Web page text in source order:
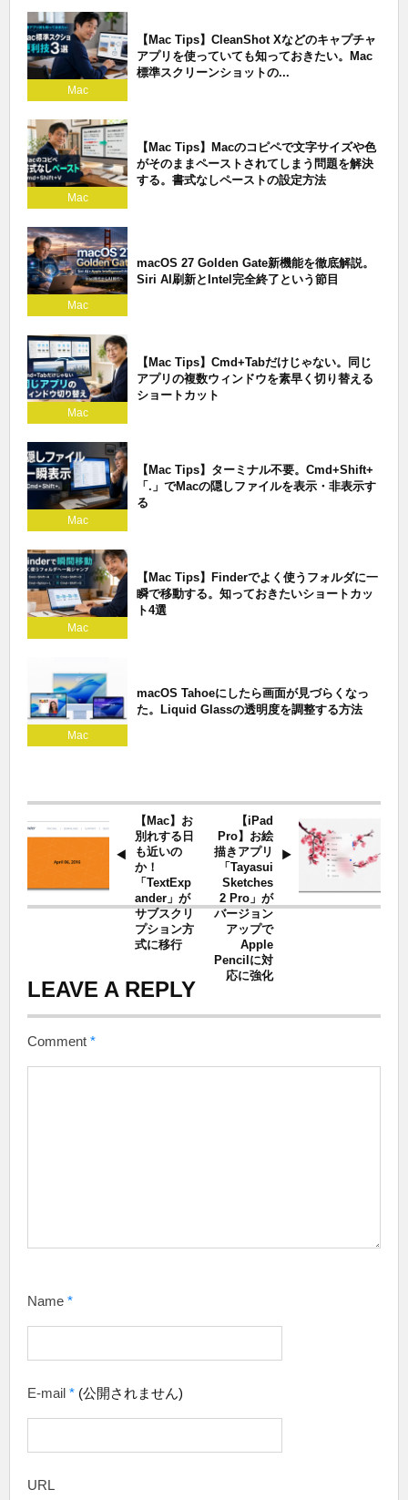
Mac
【Mac Tips】CleanShot Xなどのキャプチャ
アプリを使っていても知っておきたい。Mac
標準スクリーンショットの...
Mac
【Mac Tips】Macのコピペで文字サイズや色
がそのままペーストされてしまう問題を解決
する。書式なしペーストの設定方法
Mac
macOS 27 Golden Gate新機能を徹底解説。
Siri AI刷新とIntel完全終了という節目
Mac
【Mac Tips】Cmd+Tabだけじゃない。同じ
アプリの複数ウィンドウを素早く切り替える
ショートカット
Mac
【Mac Tips】ターミナル不要。Cmd+Shift+
「.」でMacの隠しファイルを表示・非表示す
る
Mac
【Mac Tips】Finderでよく使うフォルダに一
瞬で移動する。知っておきたいショートカッ
ト4選
Mac
macOS Tahoeにしたら画面が見づらくなっ
た。Liquid Glassの透明度を調整する方法
【Mac】お
別れする日
も近いの
か！
「TextExp
ander」が
サブスクリ
プション方
式に移行
【iPad
Pro】お絵
描きアプリ
「Tayasui
Sketches
2 Pro」が
バージョン
アップで
Apple
Pencilに対
応に強化
LEAVE A REPLY
Comment *
Name *
E-mail * (公開されません)
URL